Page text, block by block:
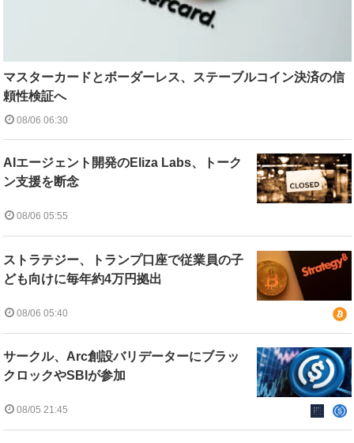
マスターカードとボーダーレス、ステーブルコイン決済の信
頼性検証へ
08/06 06:30
AIエージェント開発のEliza Labs、トーク
ン支援を断念
08/06 05:55
ストラテジー、トランプ口座で従業員の子
ども向けに毎年約4万円拠出
08/06 05:40
サークル、Arc創設バリデーターにブラッ
クロックやSBIが参加
08/05 21:45